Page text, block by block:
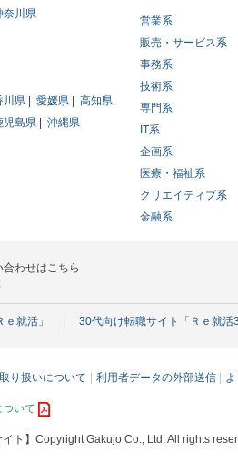
奈川県
川県 愛媛県
高知県
児島県
沖縄県
営業系
販売・サービス系
事務系
技術系
専門系
IT系
企画系
医療・福祉系
クリエイティブ系
金融系
わせはこちら
就活」 30代向け転職サイト「Ｒｅ就活
り扱いについて 利用者データの外部送信
いて
ト】 Copyright Gakujo Co., Ltd. All rights